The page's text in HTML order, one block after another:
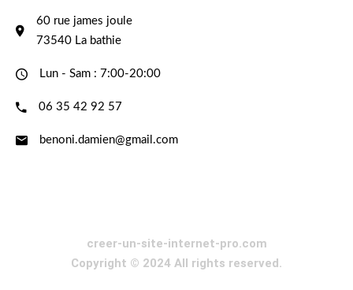
60 rue james joule
73540 La bathie
Lun - Sam : 7:00-20:00
06 35 42 92 57
benoni.damien@gmail.com
creer-un-site-internet-pro.com
Copyright © 2024 All rights reserved.